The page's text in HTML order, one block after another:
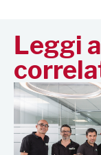
Leggi